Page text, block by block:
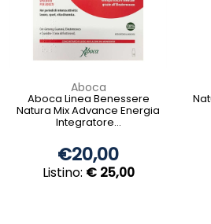
Aboca
Aboca Linea Benessere
Natura Mix Advance Energia
Integratore...
€20,00
Listino: € 25,00